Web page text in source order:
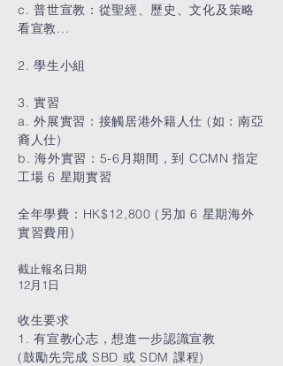
c. 普世宣教：從聖經、歷史、文化及策略
看宣教...
2. 學生小組
3. 實習
a. 外展實習：接觸居港外籍人仕 (如：南亞
裔人仕)
b. 海外實習：5-6月期間，到 CCMN 指定
工場 6 星期實習
全年學費：HK$12,800 (另加 6 星期海外
實習費用)
截止報名日期
12月1日
收生要求
1. 有宣教心志，想進一步認識宣教
(鼓勵先完成 SBD 或 SDM 課程)